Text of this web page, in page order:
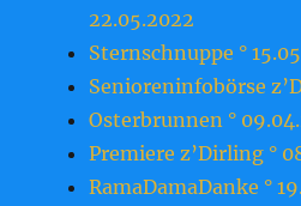
22.05.2022
Sternschnuppe °
Senioreninfobörse
Osterbrunnen °
Premiere z’Dirling °
RamaDamaDanke °